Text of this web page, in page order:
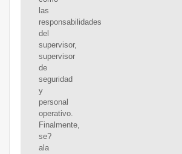
las
responsabilidades
del
supervisor,
supervisor
de
seguridad
y
personal
operativo.
Finalmente,
se?
ala